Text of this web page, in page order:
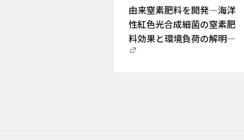
日
由来窒素肥料を開発―海洋
性紅色光合成細菌の窒素肥
料効果と環境負荷の解明―